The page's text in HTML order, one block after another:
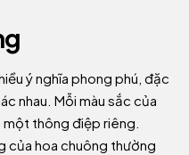
ý nghĩa phong phú, đặc
nhau. Mỗi màu sắc của
thông điệp riêng.
của hoa chuông thường